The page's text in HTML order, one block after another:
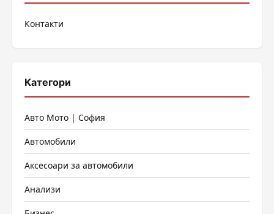
Контакти
Категори
Авто Мото | София
Автомобили
Аксесоари за автомобили
Анализи